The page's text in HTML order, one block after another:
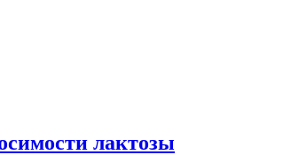
лактозы